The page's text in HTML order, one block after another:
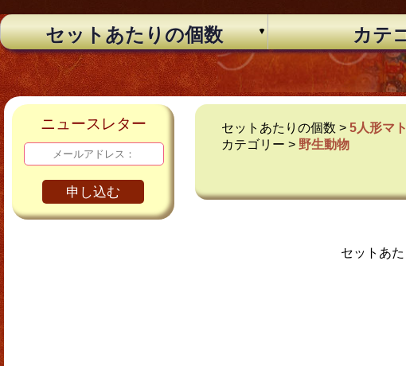
セットあたりの個数 カテ
ニュースレター
申し込む
セットあたりの個数 >5人形マ
カテゴリー > 野生動物
セットあ